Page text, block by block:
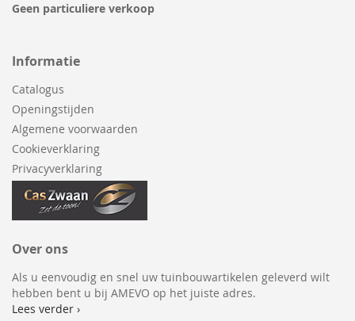
Geen particuliere verkoop
Informatie
Catalogus
Openingstijden
Algemene voorwaarden
Cookieverklaring
Privacyverklaring
Over ons
Als u eenvoudig en snel uw tuinbouwartikelen geleverd wilt
hebben bent u bij AMEVO op het juiste adres.
Lees verder ›